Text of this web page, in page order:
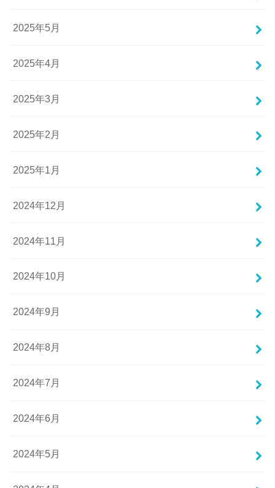
2025年5月
2025年4月
2025年3月
2025年2月
2025年1月
2024年12月
2024年11月
2024年10月
2024年9月
2024年8月
2024年7月
2024年6月
2024年5月